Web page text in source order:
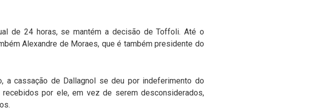
de 24 horas, se mantém a decisão de Toffoli. Até o
Alexandre de Moraes, que é também presidente do
cassação de Dallagnol se deu por indeferimento do
por ele, em vez de serem desconsiderados,